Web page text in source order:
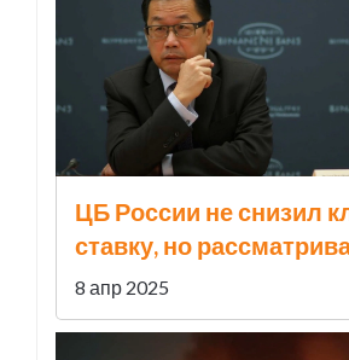
ЦБ России не снизил
ставку, но
повышение
8 апр 2025